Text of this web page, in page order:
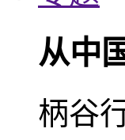
从中
柄谷